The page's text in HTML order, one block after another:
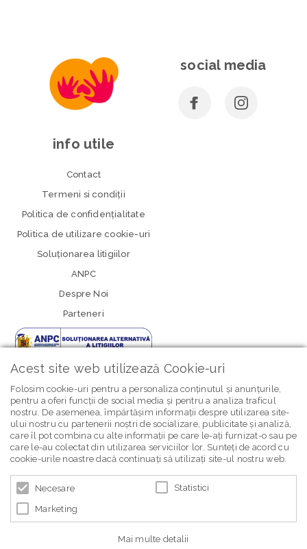
© 2026 BEBE BRANDS | POWERED BY
social media
info utile
Contact
Termeni si condiţii
Politica de confidenţialitate
Politica de utilizare cookie-uri
Soluționarea litigiilor
ANPC
Despre Noi
Parteneri
newsletter Bebe Brands
Acest site web utilizează Cookie-uri
Folosim cookie-uri pentru a personaliza conținutul și anunțurile,
pentru a oferi funcții de social media și pentru a analiza traficul
nostru. De asemenea, împărtășim informații despre utilizarea site-
ului nostru cu partenerii noștri de socializare, publicitate și analiză,
care îl pot combina cu alte informații pe care le-ați furnizat-o sau pe
care le-au colectat din utilizarea serviciilor lor. Sunteți de acord cu
cookie-urile noastre dacă continuați să utilizați site-ul nostru web.
Necesare Statistici
Marketing
Mai multe detalii